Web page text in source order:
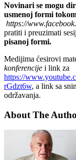
Novinari se mogu
usmenoj formi
https://
pratiti i preuzimati
pisanoj formi.
Medijima ćesirovi
konferencije i link za
https://
rGdzt6w, a link sa
održavanja.
About The